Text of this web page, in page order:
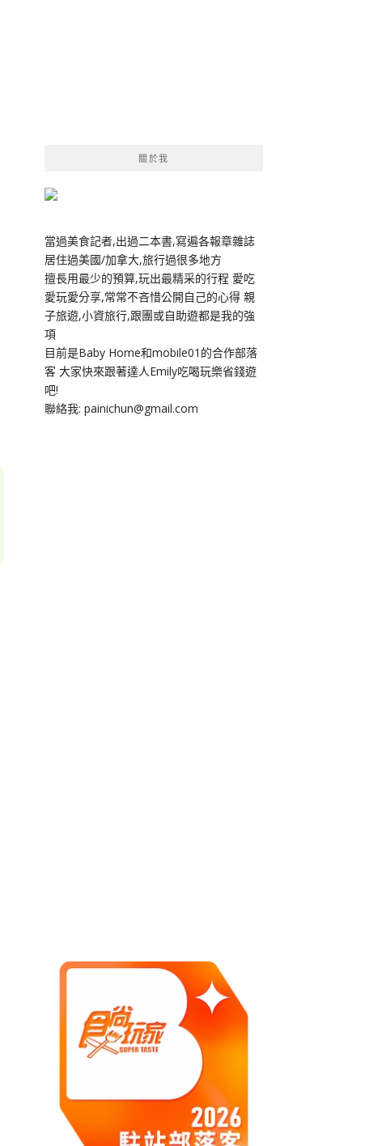
關於我
當過美食記者,出過二本書,寫遍各報章雜誌
居住過美國/加拿大,旅行過很多地方
擅長用最少的預算,玩出最精采的行程 愛吃
愛玩愛分享,常常不吝惜公開自己的心得 親
子旅遊,小資旅行,跟團或自助遊都是我的強
項
目前是Baby Home和mobile01的合作部落
客 大家快來跟著達人Emily吃喝玩樂省錢遊
吧!
聯絡我: painichun@gmail.com